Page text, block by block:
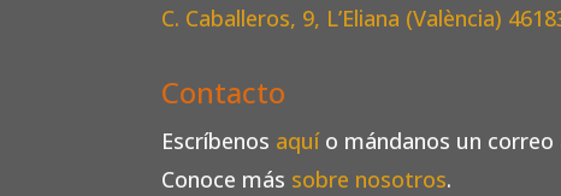
C. Caballeros, 9, L’Eliana (València)
Contacto
Escríbenos aquío mándanos un correo
Conoce más sobre nosotros.